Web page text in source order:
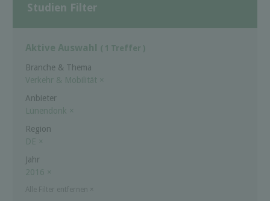
Studien Filter
Aktive Auswahl ( 1 Treffer )
Branche & Thema
Verkehr & Mobilität ×
Anbieter
Lünendonk ×
Region
DE ×
Jahr
2016 ×